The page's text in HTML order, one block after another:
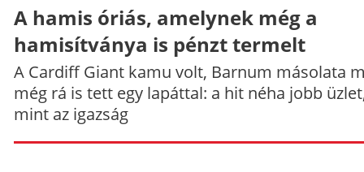
A hamis óriás, amelynek még a
hamisítványa is pénzt termelt
A Cardiff Giant kamu volt, Barnum másolata
még rá is tett egy lapáttal: a hit néha jobb
mint az igazság